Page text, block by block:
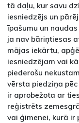
tā daļu, kur savu
iesniedzējs un
īpašumu un
ja nav bāriņtiesas
mājas iekārtu,
iesniedzējam vai
piederošu
vērsta piedziņa
ir aprobežota ar
reģistrēts
vai ģimenei, kurā ir